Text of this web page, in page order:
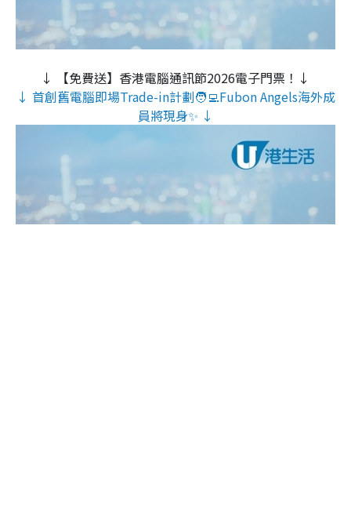
↓ 【免費送】香港電腦通訊節2026電子門票！↓
↓ 首創舊電腦即場Trade-in計劃🧑‍💻Fubon Angels海外成
員將現身✨ ↓